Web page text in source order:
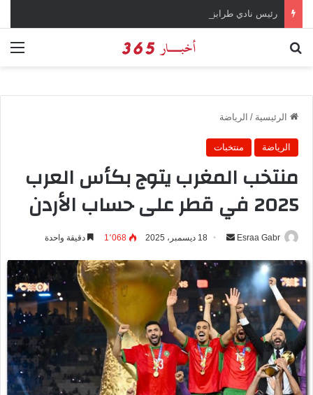
الرئيسية / الرياضة
الرياضة منتخبات
منتخب المغرب يتوج بكأس العرب
2025 في قطر على حساب الأردن
Esraa Gabr
س
ب
ي
د
إ
18 ديسمبر، 2025 1٬068 دقيقة واحدة